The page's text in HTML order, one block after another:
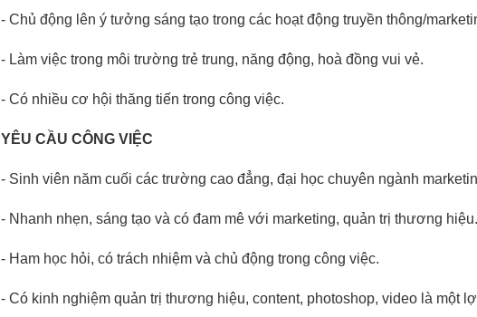
- Chủ động lên ý tưởng sáng tạo trong các hoạt động truyền thông/
- Làm việc trong môi trường trẻ trung, năng động, hoà đồng vui vẻ.
- Có nhiều cơ hội thăng tiến trong công việc.
YÊU CẦU CÔNG VIỆC
- Sinh viên năm cuối các trường cao đẳng, đại học chuyên ngành
- Nhanh nhẹn, sáng tạo và có đam mê với marketing, quản trị thương hiệu.
- Ham học hỏi, có trách nhiệm và chủ động trong công việc.
- Có kinh nghiệm quản trị thương hiệu, content, photoshop, video là một